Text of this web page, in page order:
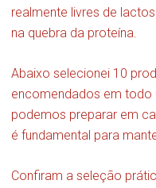
realmente livres de
na quebra da proteína.
Abaixo selecionei 10
encomendados em todo
podemos preparar em
é fundamental para
Confiram a seleção